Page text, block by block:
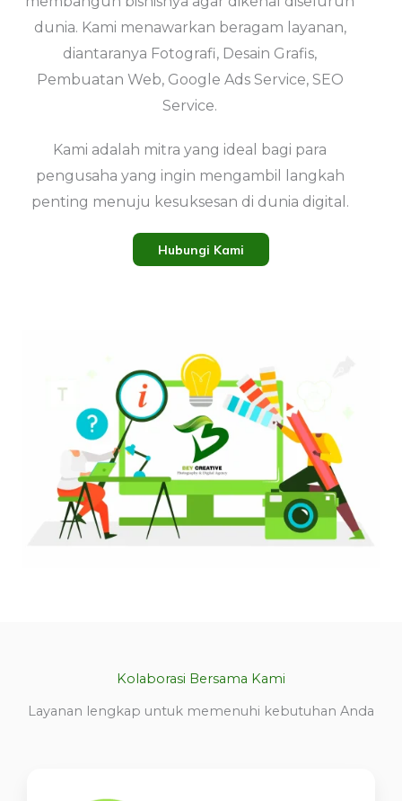
dunia. Kami menawarkan beragam layanan,
diantaranya Fotografi, Desain Grafis,
Pembuatan Web, Google Ads Service, SEO
Service.
Kami adalah mitra yang ideal bagi para
pengusaha yang ingin mengambil langkah
penting menuju kesuksesan di dunia digital.
Hubungi Kami
Kolaborasi Bersama Kami
Layanan lengkap untuk memenuhi kebutuhan Anda